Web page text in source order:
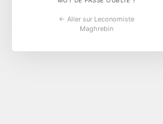
← Aller sur Leconomiste
Maghrebin